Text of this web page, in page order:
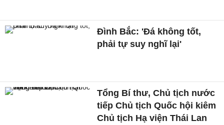
Đình Bắc: 'Đá không tốt,
phải tự suy nghĩ lại'
Tổng Bí thư, Chủ tịch nước
tiếp Chủ tịch Quốc hội kiêm
Chủ tịch Hạ viện Thái Lan